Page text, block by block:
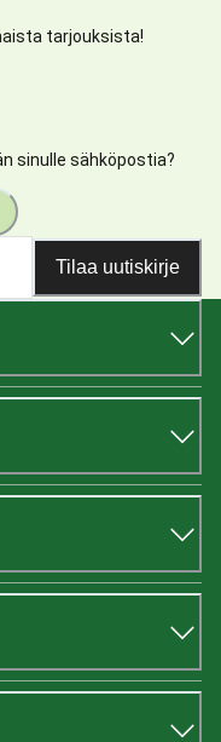
tarjouksista!
sinulle sähköpostia?
Tilaa uutiskirje